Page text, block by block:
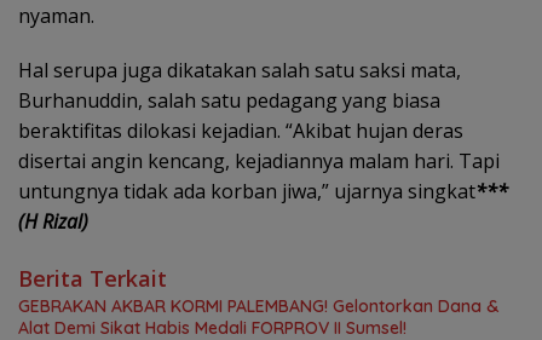
nyaman.
Hal serupa juga dikatakan salah satu saksi mata,
Burhanuddin, salah satu pedagang yang biasa
beraktifitas dilokasi kejadian. “Akibat hujan deras
disertai angin kencang, kejadiannya malam hari. Tapi
untungnya tidak ada korban jiwa,” ujarnya singkat***
(H Rizal)
Berita Terkait
GEBRAKAN AKBAR KORMI PALEMBANG! Gelontorkan Dana &
Alat Demi Sikat Habis Medali FORPROV II Sumsel!